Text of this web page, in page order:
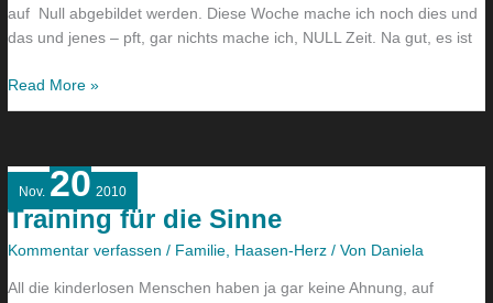
auf Null abgebildet werden. Diese Woche mache ich noch dies und
das und jenes – pft, gar nichts mache ich, NULL Zeit. Na gut, es ist
Read More »
Nov. 20 2010
Training für die Sinne
Kommentar verfassen / Familie, Haasen-Herz / Von Daniela
All die kinderlosen Menschen haben ja gar keine Ahnung, auf
Training
für
die
Sinne